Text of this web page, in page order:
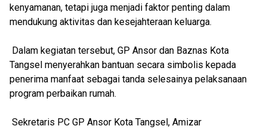
kenyamanan, tetapi juga menjadi faktor penting dalam
mendukung aktivitas dan kesejahteraan keluarga.
Dalam kegiatan tersebut, GP Ansor dan Baznas Kota
Tangsel menyerahkan bantuan secara simbolis kepada
penerima manfaat sebagai tanda selesainya pelaksanaan
program perbaikan rumah.
Sekretaris PC GP Ansor Kota Tangsel, Amizar